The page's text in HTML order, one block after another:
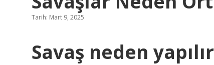
Tarih: Mart 9, 2025
Savaş neden